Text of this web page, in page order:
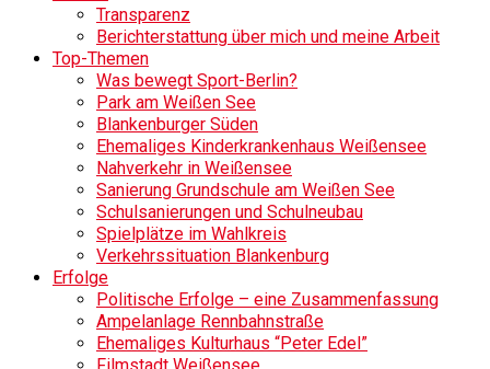
Transparenz
Berichterstattung über mich und meine Arbeit
Top-Themen
Was bewegt Sport-Berlin?
Park am Weißen See
Blankenburger Süden
Ehemaliges Kinderkrankenhaus Weißensee
Nahverkehr in Weißensee
Sanierung Grundschule am Weißen See
Schulsanierungen und Schulneubau
Spielplätze im Wahlkreis
Verkehrssituation Blankenburg
Erfolge
Politische Erfolge – eine Zusammenfassung
Ampelanlage Rennbahnstraße
Ehemaliges Kulturhaus “Peter Edel”